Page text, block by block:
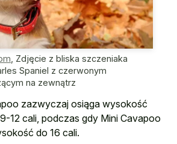
, Zdjęcie z bliska szczeniaka
Spaniel z czerwonym
na zewnątrz
zazwyczaj osiąga wysokość
12 cali, podczas gdy Mini Cavapoo
do 16 cali.